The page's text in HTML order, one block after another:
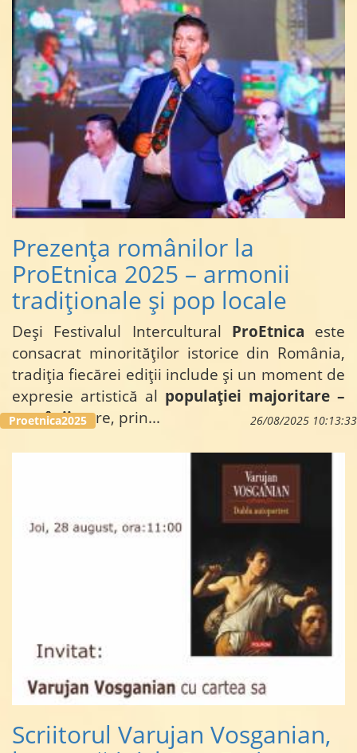
Prezența românilor la
ProEtnica 2025 – armonii
tradiționale și pop locale
Deși Festivalul Intercultural ProEtnica este
consacrat minorităților istorice din România,
tradiția fiecărei ediții include și un moment de
expresie artistică al populației majoritare –
românii, care, prin... 26/08/2025 10:13:33
Proetnica2025
Scriitorul Varujan Vosganian,